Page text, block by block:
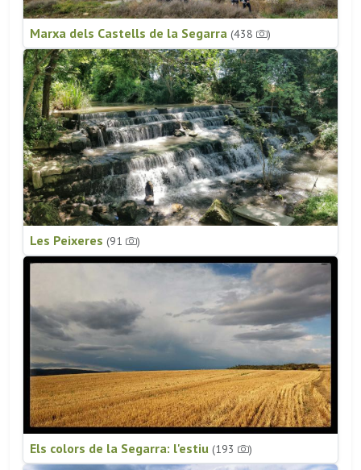
Marxa dels Castells de la Segarra (438 )
Les Peixeres (91 )
Els colors de la Segarra: l'estiu (193 )